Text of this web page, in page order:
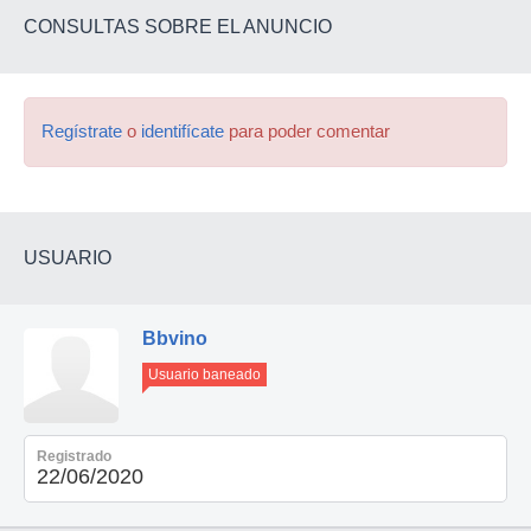
CONSULTAS SOBRE EL ANUNCIO
Regístrate o identifícate para poder comentar
USUARIO
Bbvino
Usuario baneado
Registrado
22/06/2020